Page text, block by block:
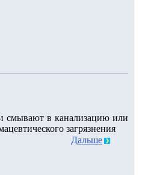
смывают в канализацию или
загрязнения
Дальше